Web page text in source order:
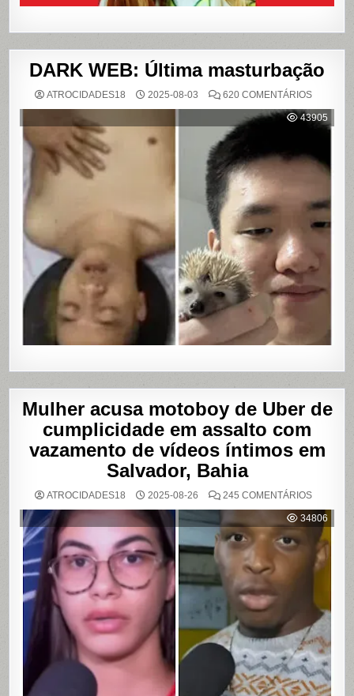
DARK WEB: Última masturbação
ATROCIDADES18 2025-08-03 620 COMENTÁRIOSEM
WEB:
ÚLTIMA
43905
Mulher acusa motoboy de Uber de
cumplicidade em assalto com
vazamento de vídeos íntimos em
Salvador, Bahia
ATROCIDADES18 2025-08-26 245 COMENTÁRIOSEM
ACUSA
DE
UBER
DE
EM
DE
VÍDEOS
ÍNTIMOS
EM
BAHIA
34806